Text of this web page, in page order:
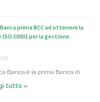
prima BCC ad ottenere la
50001 per la gestione
Banca è la prima Banca di
tutto »